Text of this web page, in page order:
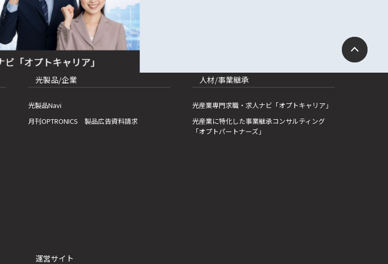
光製品/企業
光製品Navi
月刊OPTRONICS 製品広告資料請求
人材/事業継承
光産業専門求職・求人ナビ「オプトキャリア」
光産業に特化した事業継承コンサルティング
「オプトパートナーズ」
運営サイト